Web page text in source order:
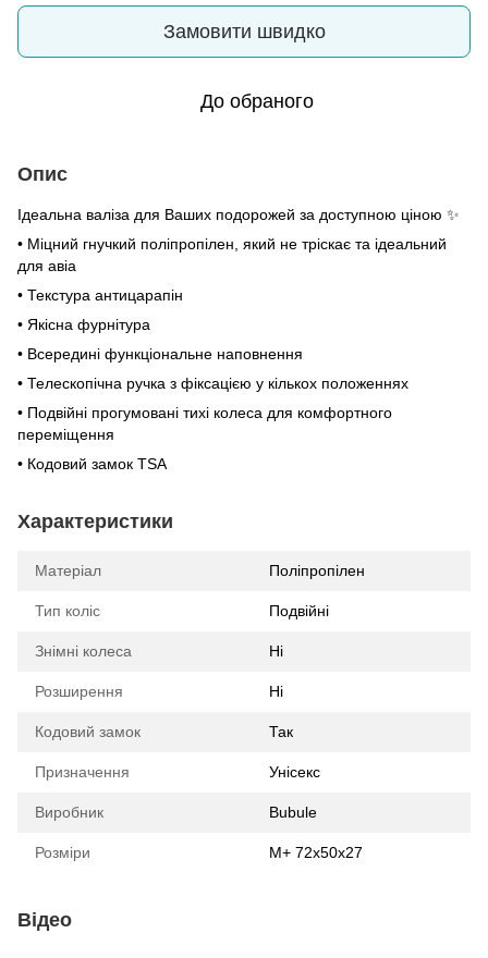
Замовити швидко
До обраного
Опис
Ідеальна валіза для Ваших подорожей за доступною ціною ✨
• Міцний гнучкий поліпропілен, який не тріскає та ідеальний
для авіа
• Текстура антицарапін
• Якісна фурнітура
• Всередині функціональне наповнення
• Телескопічна ручка з фіксацією у кількох положеннях
• Подвійні прогумовані тихі колеса для комфортного
переміщення
• Кодовий замок TSA
Характеристики
Матеріал Поліпропілен
Тип коліс Подвійні
Знімні колеса Ні
Розширення Ні
Кодовий замок Так
Призначення Унісекс
Виробник Bubule
Розміри М+ 72х50х27
Відео